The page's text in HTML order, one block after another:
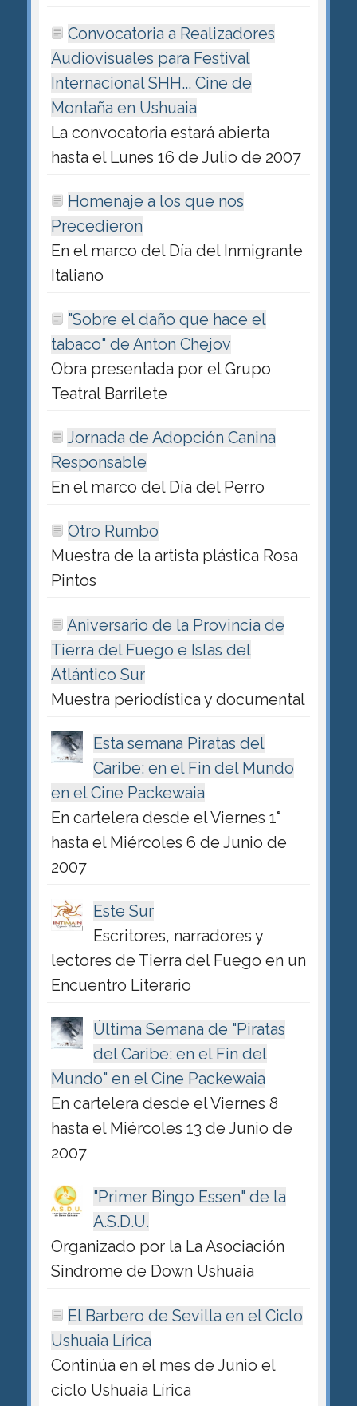
Convocatoria a Realizadores
Audiovisuales para Festival
Internacional SHH... Cine de
Montaña en Ushuaia
La convocatoria estará abierta
hasta el Lunes 16 de Julio de 2007
Homenaje a los que nos
Precedieron
En el marco del Día del Inmigrante
Italiano
"Sobre el daño que hace el
tabaco" de Anton Chejov
Obra presentada por el Grupo
Teatral Barrilete
Jornada de Adopción Canina
Responsable
En el marco del Día del Perro
Otro Rumbo
Muestra de la artista plástica Rosa
Pintos
Aniversario de la Provincia de
Tierra del Fuego e Islas del
Atlántico Sur
Muestra periodística y documental
Esta semana Piratas del
Caribe: en el Fin del Mundo
en el Cine Packewaia
En cartelera desde el Viernes 1°
hasta el Miércoles 6 de Junio de
2007
Este Sur
Escritores, narradores y
lectores de Tierra del Fuego en un
Encuentro Literario
Última Semana de "Piratas
del Caribe: en el Fin del
Mundo" en el Cine Packewaia
En cartelera desde el Viernes 8
hasta el Miércoles 13 de Junio de
2007
"Primer Bingo Essen" de la
A.S.D.U.
Organizado por la La Asociación
Sindrome de Down Ushuaia
El Barbero de Sevilla en el Ciclo
Ushuaia Lírica
Continúa en el mes de Junio el
ciclo Ushuaia Lírica